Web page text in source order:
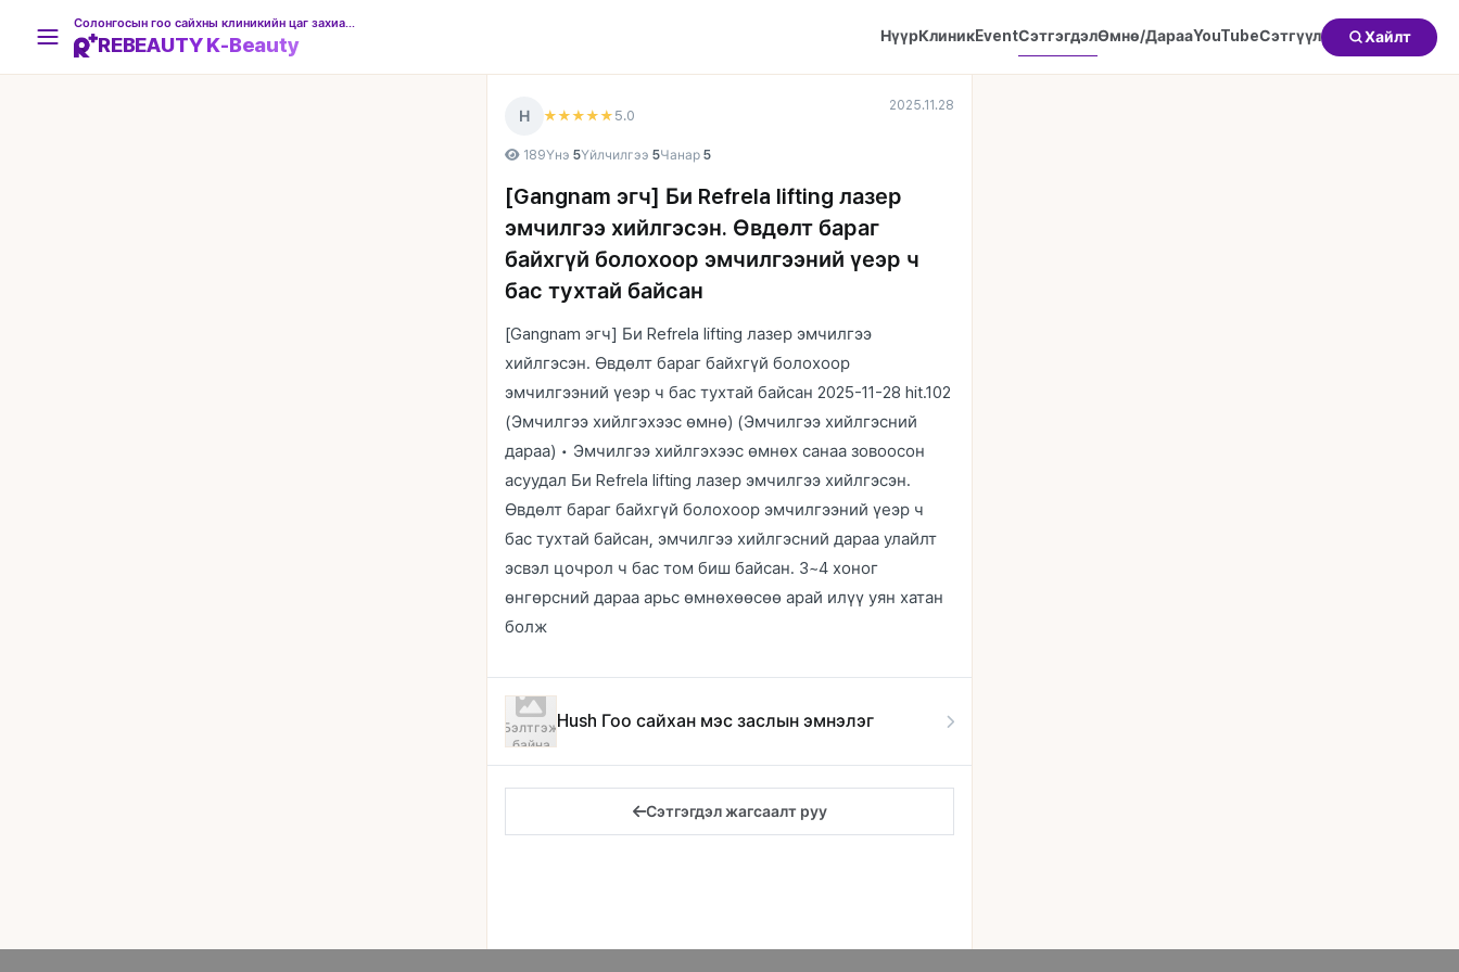
REBEAUTY K-Beauty НүүрКлиникEventСэтгэгдэлӨмнө/ДарааYouTubeСэтгүүл Хайлт
Н ★★★★★ 5.0
2025.11.28
189Үнэ 5Үйлчилгээ 5Чанар 5
[Gangnam эгч] Би Refrela lifting лазер
эмчилгээ хийлгэсэн. Өвдөлт бараг
байхгүй болохоор эмчилгээний үеэр ч
бас тухтай байсан
[Gangnam эгч] Би Refrela lifting лазер эмчилгээ
хийлгэсэн. Өвдөлт бараг байхгүй болохоор
эмчилгээний үеэр ч бас тухтай байсан 2025-11-28 hit.102
(Эмчилгээ хийлгэхээс өмнө) (Эмчилгээ хийлгэсний
дараа) • Эмчилгээ хийлгэхээс өмнөх санаа зовоосон
асуудал Би Refrela lifting лазер эмчилгээ хийлгэсэн.
Өвдөлт бараг байхгүй болохоор эмчилгээний үеэр ч
бас тухтай байсан, эмчилгээ хийлгэсний дараа улайлт
эсвэл цочрол ч бас том биш байсан. 3~4 хоног
өнгөрсний дараа арьс өмнөхөөсөө арай илүү уян хатан
болж
Бэлтгэж
байна
Hush Гоо сайхан мэс заслын эмнэлэг
Сэтгэгдэл жагсаалт руу